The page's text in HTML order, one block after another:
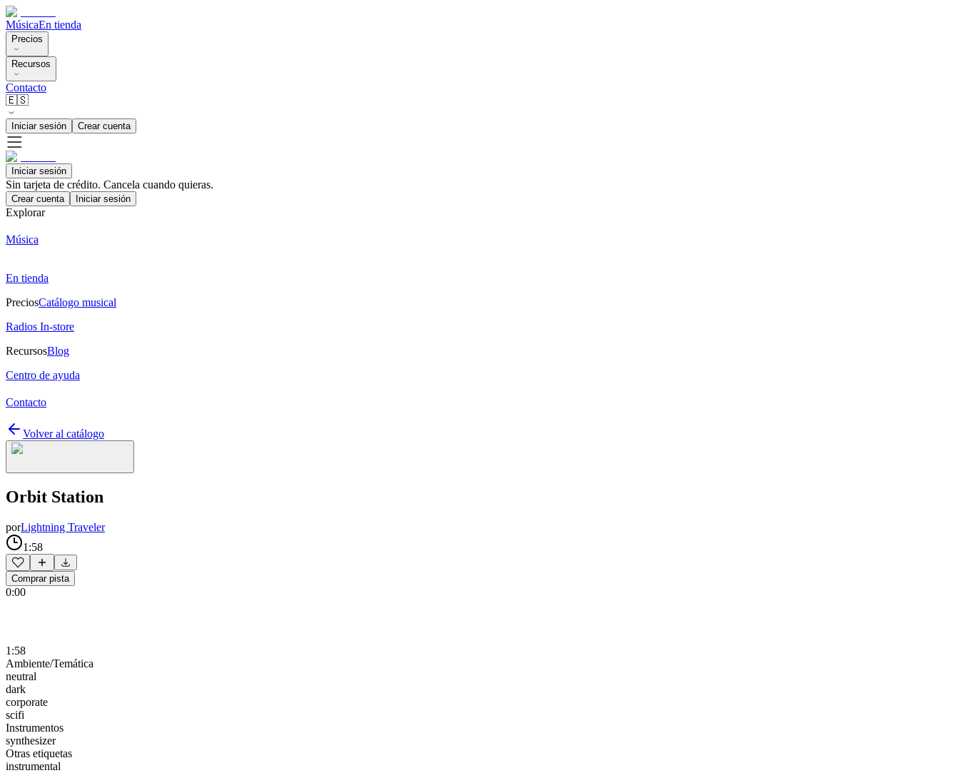
MúsicaEn tienda
Precios
Recursos
Contacto
🇪🇸
Iniciar sesión Crear cuenta
Iniciar sesión
Sin tarjeta de crédito. Cancela cuando quieras.
Crear cuenta Iniciar sesión
Explorar
Música
En tienda
PreciosCatálogo musical
Radios In-store
RecursosBlog
Centro de ayuda
Contacto
Volver al catálogo
Orbit Station
porLightning Traveler
1:58
Comprar pista
0:00
1:58
Ambiente/Temática
neutral
dark
corporate
scifi
Instrumentos
synthesizer
Otras etiquetas
instrumental